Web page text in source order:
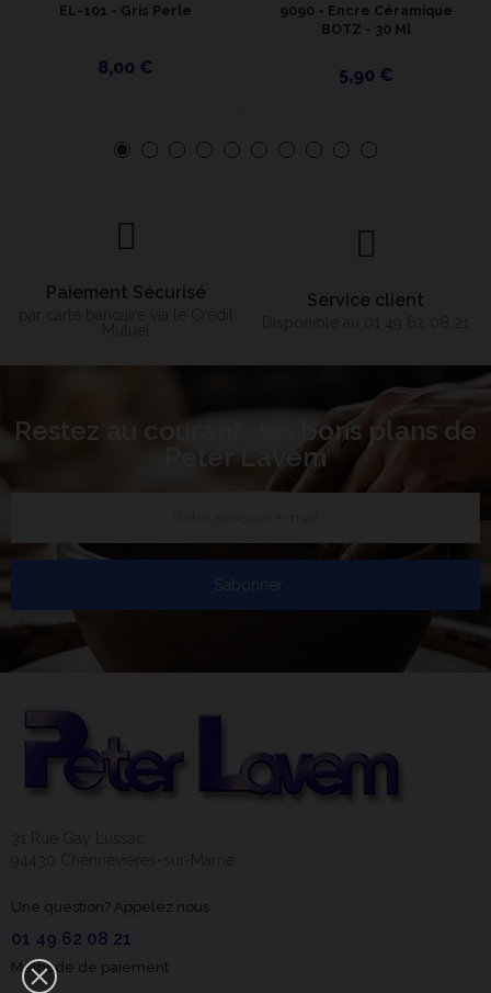
EL-101 - Gris Perle
8,00 €
9090 - Encre Céramique
BOTZ - 30 Ml
5,90 €
Paiement Sécurisé Service client
Restez au courant des bons plans de
Peter Lavem
S’abonner
Une question? Appelez nous
01 49 62 08 21
Méthode de paiement